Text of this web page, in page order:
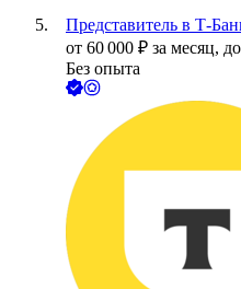
Представитель в Т-
от 60 000 ₽ за месяц,
Без опыта